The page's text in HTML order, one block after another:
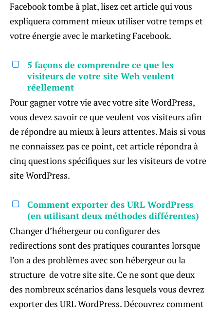
Facebook tombe à plat, lisez cet article qui vous
expliquera comment mieux utiliser votre temps et
votre énergie avec le marketing Facebook.
5 façons de comprendre ce que les
visiteurs de votre site Web veulent
réellement
Pour gagner votre vie avec votre site WordPress,
vous devez savoir ce que veulent vos visiteurs afin
de répondre au mieux à leurs attentes. Mais si vous
ne connaissez pas ce point, cet article répondra à
cinq questions spécifiques sur les visiteurs de votre
site WordPress.
Comment exporter des URL WordPress
(en utilisant deux méthodes différentes)
Changer d’hébergeur ou configurer des
redirections sont des pratiques courantes lorsque
l’on a des problèmes avec son hébergeur ou la
structure de votre site site. Ce ne sont que deux
des nombreux scénarios dans lesquels vous devrez
exporter des URL WordPress. Découvrez comment